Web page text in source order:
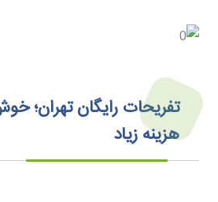
تفریحات رایگان تهران؛
هزینه زیاد